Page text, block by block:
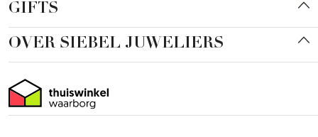
GIFTS
OVER SIEBEL JUWELIERS